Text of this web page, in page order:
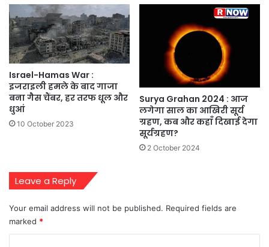
Israel-Hamas War :
इजराइली हमले के बाद गाजा
बना गैस चैंबर, हर तरफ धूल और
धुआं
10 October 2023
Surya Grahan 2024 : आज
लगेगा साल का आखिरी सूर्य
ग्रहण, कब और कहाँ दिखाई देगा
सूर्यग्रहण?
2 October 2024
Leave a Reply
Your email address will not be published. Required fields are
marked *